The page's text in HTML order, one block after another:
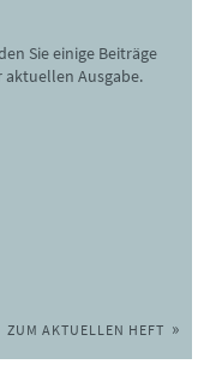
Sie einige Beiträge
aktuellen Ausgabe.
ZUM AKTUELLEN HEFT